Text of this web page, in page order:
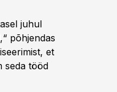
juhul
põhjendas
et
seda tööd